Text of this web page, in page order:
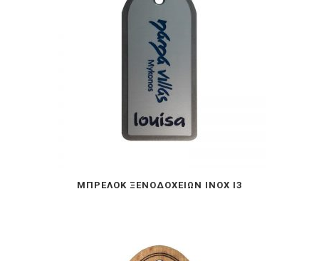
ΜΠΡΕΛΟΚ ΞΕΝΟΔΟΧΕΙΩΝ INOX I3